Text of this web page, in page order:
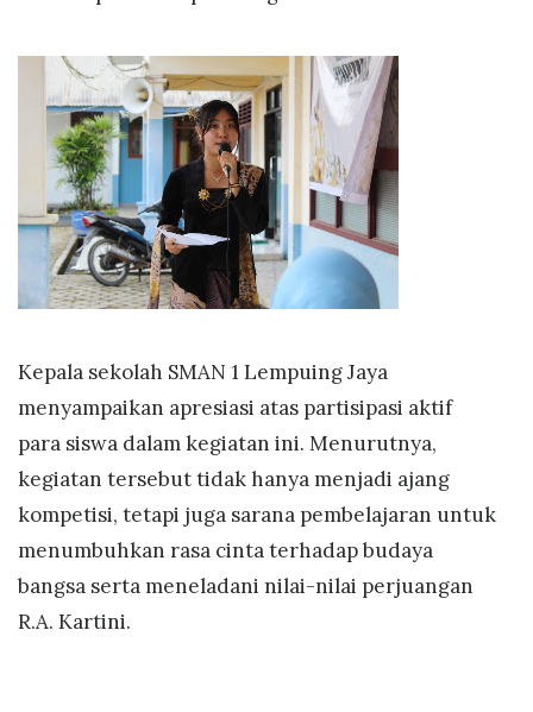
Kepala sekolah SMAN 1 Lempuing Jaya
menyampaikan apresiasi atas partisipasi aktif
para siswa dalam kegiatan ini. Menurutnya,
kegiatan tersebut tidak hanya menjadi ajang
kompetisi, tetapi juga sarana pembelajaran untuk
menumbuhkan rasa cinta terhadap budaya
bangsa serta meneladani nilai-nilai perjuangan
R.A. Kartini.